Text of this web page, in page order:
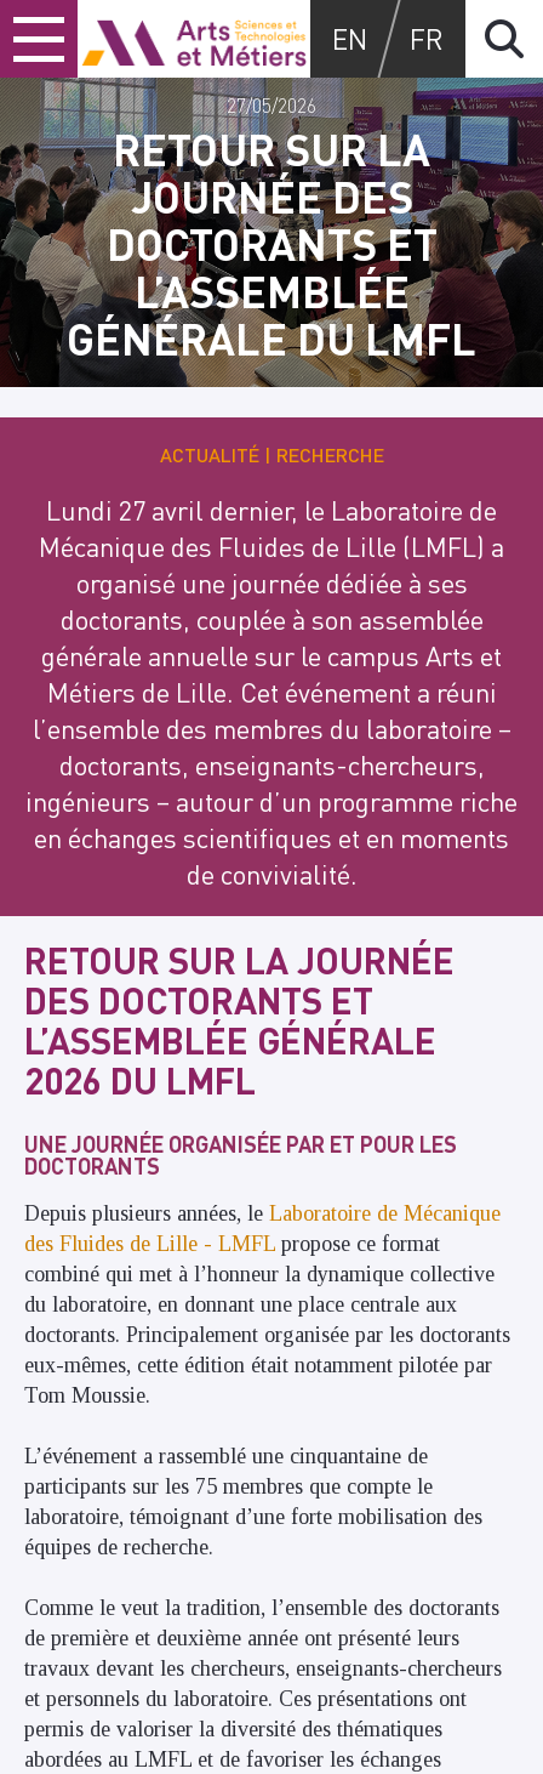
Skip
to
content
Skip
to
main
menu
Skip
to
search
Arts et métiers
EN FR
RETOUR SUR LA
JOURNÉE DES
DOCTORANTS ET
L’ASSEMBLÉE
GÉNÉRALE DU LMFL
27/05/2026
ACTUALITÉ RECHERCHE
Lundi 27 avril dernier, le Laboratoire de
Mécanique des Fluides de Lille (LMFL) a
organisé une journée dédiée à ses
doctorants, couplée à son assemblée
générale annuelle sur le campus Arts et
Métiers de Lille. Cet événement a réuni
l’ensemble des membres du laboratoire –
doctorants, enseignants-chercheurs,
ingénieurs – autour d’un programme riche
en échanges scientifiques et en moments
de convivialité.
RETOUR SUR LA JOURNÉE
DES DOCTORANTS ET
L’ASSEMBLÉE GÉNÉRALE
2026 DU LMFL
UNE JOURNÉE ORGANISÉE PAR ET POUR LES
DOCTORANTS
Depuis plusieurs années, le Laboratoire de Mécanique
des Fluides de Lille - LMFL propose ce format
combiné qui met à l’honneur la dynamique collective
du laboratoire, en donnant une place centrale aux
doctorants. Principalement organisée par les doctorants
eux-mêmes, cette édition était notamment pilotée par
Tom Moussie.
L’événement a rassemblé une cinquantaine de
participants sur les 75 membres que compte le
laboratoire, témoignant d’une forte mobilisation des
équipes de recherche.
Comme le veut la tradition, l’ensemble des doctorants
de première et deuxième année ont présenté leurs
travaux devant les chercheurs, enseignants-chercheurs
et personnels du laboratoire. Ces présentations ont
permis de valoriser la diversité des thématiques
abordées au LMFL et de favoriser les échanges